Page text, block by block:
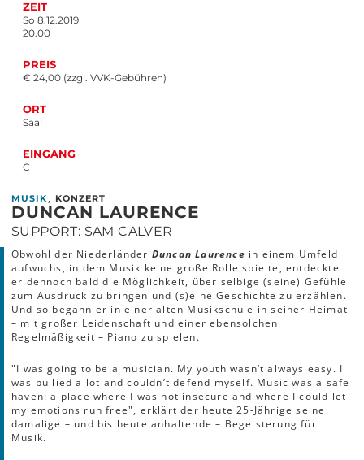
ZEIT
So 8.12.2019
20.00
PREIS
€ 24,00 (zzgl. VVK-Gebühren)
ORT
Saal
EINGANG
C
MUSIK , KONZERT
DUNCAN LAURENCE
SUPPORT: SAM CALVER
Obwohl der Niederländer Duncan Laurence in einem Umfeld
aufwuchs, in dem Musik keine große Rolle spielte, entdeckte
er dennoch bald die Möglichkeit, über selbige (seine) Gefühle
zum Ausdruck zu bringen und (s)eine Geschichte zu erzählen.
Und so begann er in einer alten Musikschule in seiner Heimat
– mit großer Leidenschaft und einer ebensolchen
Regelmäßigkeit – Piano zu spielen.
"I was going to be a musician. My youth wasn’t always easy. I
was bullied a lot and couldn’t defend myself. Music was a safe
haven: a place where I was not insecure and where I could let
my emotions run free", erklärt der heute 25-Jährige seine
damalige – und bis heute anhaltende – Begeisterung für
Musik.